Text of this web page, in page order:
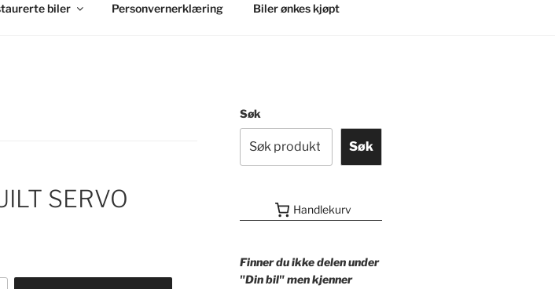
biler Personvernerklæring Biler ønkes kjøpt
SERVO
Søk
Søk
Handlekurv
Finner du ikke delen under
"Din bil" men kjenner